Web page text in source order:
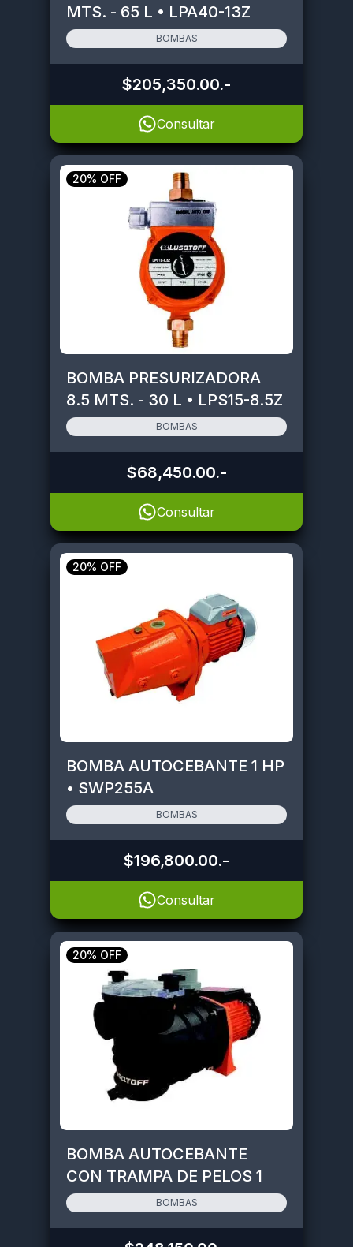
MTS. - 65 L • LPA40-13Z
BOMBAS
$205,350.00.-
Consultar
20% OFF
BOMBA PRESURIZADORA
8.5 MTS. - 30 L • LPS15-8.5Z
BOMBAS
$68,450.00.-
Consultar
20% OFF
BOMBA AUTOCEBANTE 1 HP
• SWP255A
BOMBAS
$196,800.00.-
Consultar
20% OFF
BOMBA AUTOCEBANTE
CON TRAMPA DE PELOS 1
HP - 750 W • GP255A
BOMBAS